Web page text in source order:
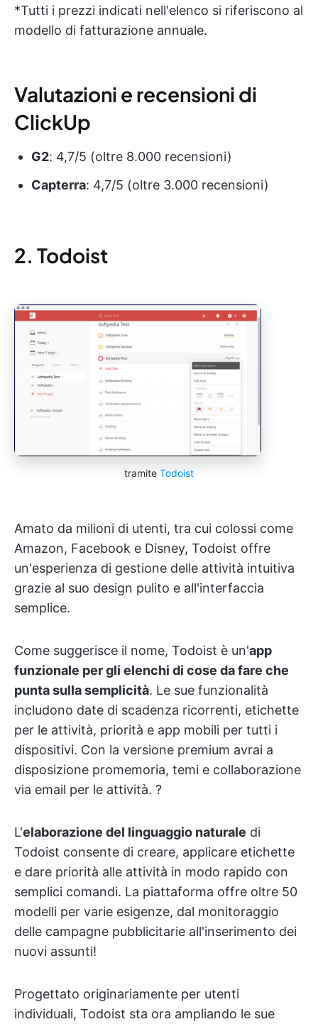
*Tutti i prezzi indicati nell'elenco si riferiscono al
modello di fatturazione annuale.
Valutazioni e recensioni di
ClickUp
G2: 4,7/5 (oltre 8.000 recensioni)
Capterra: 4,7/5 (oltre 3.000 recensioni)
2. Todoist
tramite Todoist
Amato da milioni di utenti, tra cui colossi come
Amazon, Facebook e Disney, Todoist offre
un'esperienza di gestione delle attività intuitiva
grazie al suo design pulito e all'interfaccia
semplice.
Come suggerisce il nome, Todoist è un'app
funzionale per gli elenchi di cose da fare che
punta sulla semplicità. Le sue funzionalità
includono date di scadenza ricorrenti, etichette
per le attività, priorità e app mobili per tutti i
dispositivi. Con la versione premium avrai a
disposizione promemoria, temi e collaborazione
via email per le attività. ?
L'elaborazione del linguaggio naturale di
Todoist consente di creare, applicare etichette
e dare priorità alle attività in modo rapido con
semplici comandi. La piattaforma offre oltre 50
modelli per varie esigenze, dal monitoraggio
delle campagne pubblicitarie all'inserimento dei
nuovi assunti!
Progettato originariamente per utenti
individuali, Todoist sta ora ampliando le sue